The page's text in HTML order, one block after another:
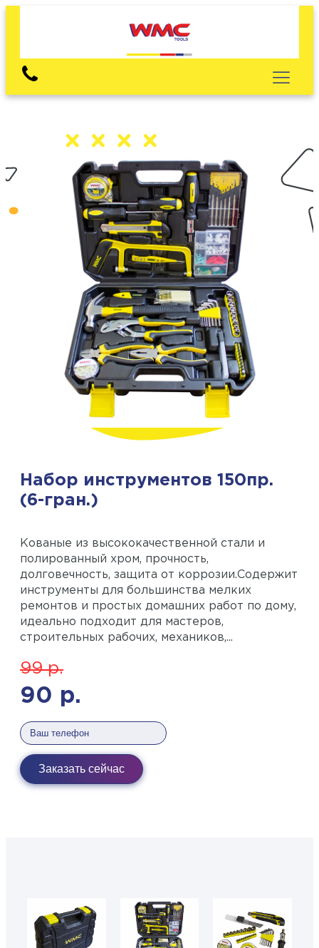
Набор инструментов 150пр.
(6-гран.)
Кованые из высококачественной стали и
полированный хром, прочность,
долговечность, защита от коррозии.Содержит
инструменты для большинства мелких
ремонтов и простых домашних работ по дому,
идеально подходит для мастеров,
строительных рабочих, механиков,...
99р.
90 р.
Заказать сейчас